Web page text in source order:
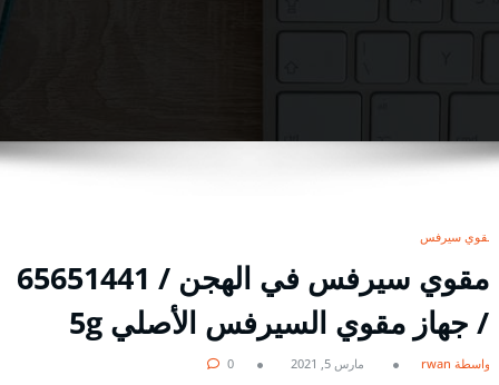
مقوي سيرفس
مقوي سيرفس في الهجن / 65651441
/ جهاز مقوي السيرفس الأصلي 5g
بواسطة rwan مارس 5, 2021 0